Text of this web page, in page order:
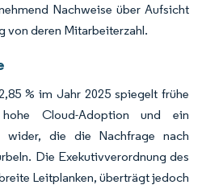
Nachweise über Aufsicht
von deren Mitarbeiterzahl.
% im Jahr 2025 spiegelt frühe
hohe Cloud-Adoption und ein
wider, die die Nachfrage nach
Die Exekutivverordnung des
Leitplanken, überträgt jedoch